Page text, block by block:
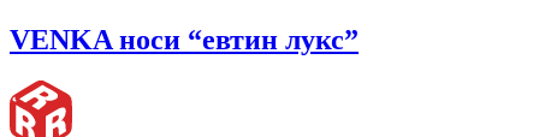
VENKA носи “евтин лукс”